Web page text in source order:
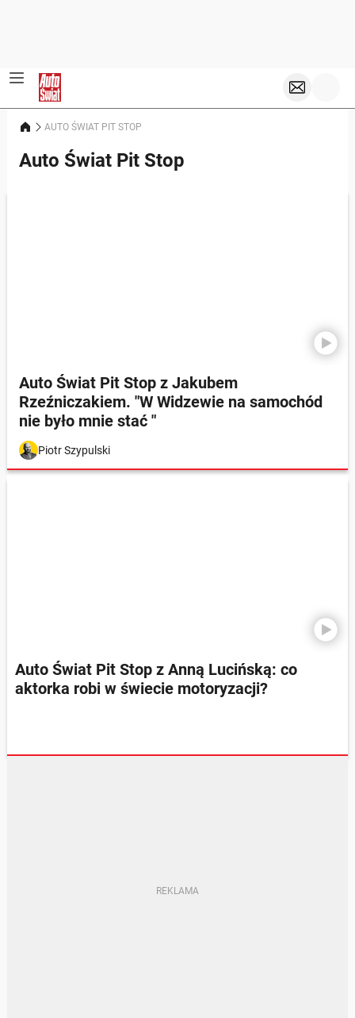
AUTO ŚWIAT PIT STOP
Auto Świat Pit Stop
Auto Świat Pit Stop z Jakubem
Rzeźniczakiem. "W Widzewie na samochód
nie było mnie stać "
Piotr Szypulski
Auto Świat Pit Stop z Anną Lucińską: co
aktorka robi w świecie motoryzacji?